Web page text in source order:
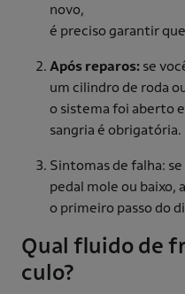
novo,
é preciso garantir
Após reparos: se
um cilindro de roda
o sistema foi aberto
sangria é obrigatória.
Sintomas de falha:
pedal mole ou baixo,
o primeiro passo do
Qual fluido de
culo?